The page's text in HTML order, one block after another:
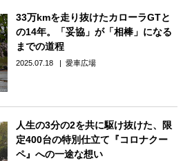
33万kmを走り抜けたカローラGTと
の14年。「妥協」が「相棒」になる
までの道程
2025.07.18 愛車広場
人生の3分の2を共に駆け抜けた、限
定400台の特別仕立て『コロナクー
ペ』への一途な想い